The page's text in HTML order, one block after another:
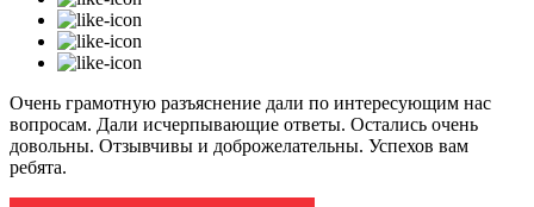
Очень грамотную разъяснение дали по интересующим нас
вопросам. Дали исчерпывающие ответы. Остались очень
довольны. Отзывчивы и доброжелательны. Успехов вам
ребята.